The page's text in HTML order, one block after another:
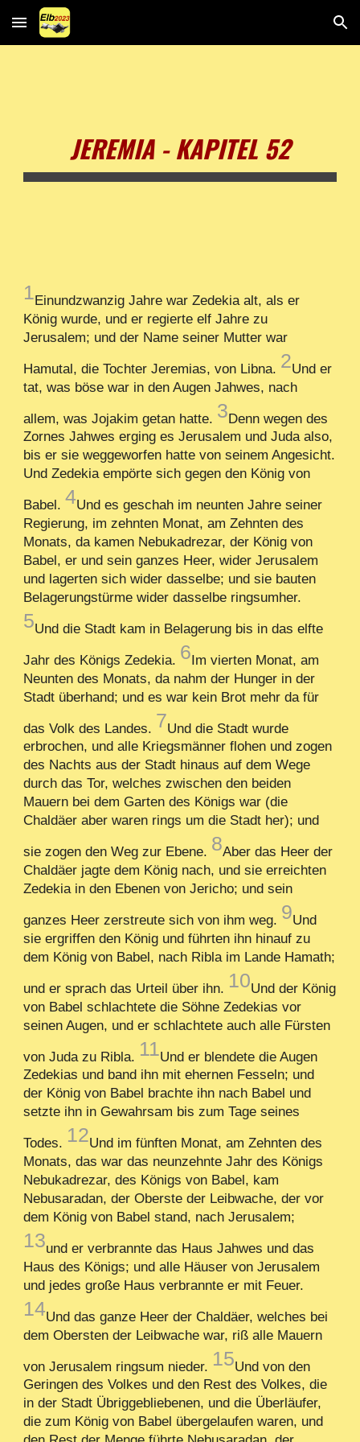
Skip to main content Skip to navigation
JEREMIA - KAPITEL 52
1Einundzwanzig Jahre war Zedekia alt, als er
König wurde, und er regierte elf Jahre zu
Jerusalem; und der Name seiner Mutter war
Hamutal, die Tochter Jeremias, von Libna. 2Und er
tat, was böse war in den Augen Jahwes, nach
allem, was Jojakim getan hatte. 3Denn wegen des
Zornes Jahwes erging es Jerusalem und Juda also,
bis er sie weggeworfen hatte von seinem Angesicht.
Und Zedekia empörte sich gegen den König von
Babel.4Und es geschah im neunten Jahre seiner
Regierung, im zehnten Monat, am Zehnten des
Monats, da kamen Nebukadrezar, der König von
Babel, er und sein ganzes Heer, wider Jerusalem
und lagerten sich wider dasselbe; und sie bauten
Belagerungstürme wider dasselbe ringsumher.
5Und die Stadt kam in Belagerung bis in das elfte
Jahr des Königs Zedekia. 6Im vierten Monat, am
Neunten des Monats, da nahm der Hunger in der
Stadt überhand; und es war kein Brot mehr da für
das Volk des Landes. 7Und die Stadt wurde
erbrochen, und alle Kriegsmänner flohen und zogen
des Nachts aus der Stadt hinaus auf dem Wege
durch das Tor, welches zwischen den beiden
Mauern bei dem Garten des Königs war (die
Chaldäer aber waren rings um die Stadt her); und
sie zogen den Weg zur Ebene. 8Aber das Heer der
Chaldäer jagte dem König nach, und sie erreichten
Zedekia in den Ebenen von Jericho; und sein
ganzes Heer zerstreute sich von ihm weg. 9Und
sie ergriffen den König und führten ihn hinauf zu
dem König von Babel, nach Ribla im Lande Hamath;
und er sprach das Urteil über ihn. 10Und der König
von Babel schlachtete die Söhne Zedekias vor
seinen Augen, und er schlachtete auch alle Fürsten
von Juda zu Ribla. 11Und er blendete die Augen
Zedekias und band ihn mit ehernen Fesseln; und
der König von Babel brachte ihn nach Babel und
setzte ihn in Gewahrsam bis zum Tage seines
Todes. 12Und im fünften Monat, am Zehnten des
Monats, das war das neunzehnte Jahr des Königs
Nebukadrezar, des Königs von Babel, kam
Nebusaradan, der Oberste der Leibwache, der vor
dem König von Babel stand, nach Jerusalem;
13und er verbrannte das Haus Jahwes und das
Haus des Königs; und alle Häuser von Jerusalem
und jedes große Haus verbrannte er mit Feuer.
14Und das ganze Heer der Chaldäer, welches bei
dem Obersten der Leibwache war, riß alle Mauern
von Jerusalem ringsum nieder. 15Und von den
Geringen des Volkes und den Rest des Volkes, die
in der Stadt Übriggebliebenen, und die Überläufer,
die zum König von Babel übergelaufen waren, und